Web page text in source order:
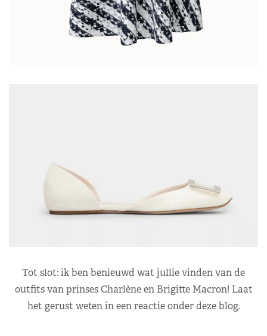
Tot slot: ik ben benieuwd wat jullie vinden van de
outfits van prinses Charlène en Brigitte Macron! Laat
het gerust weten in een reactie onder deze blog.